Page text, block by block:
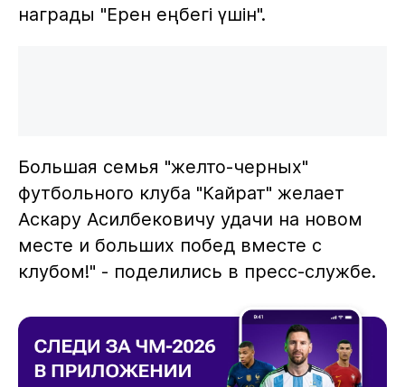
награды "Ерен еңбегі үшін".
Большая семья "желто-черных"
футбольного клуба "Кайрат" желает
Аскару Асилбековичу удачи на новом
месте и больших побед вместе с
клубом!" - поделились в пресс-службе.